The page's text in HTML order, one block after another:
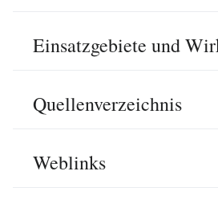
Einsatzgebiete und
Quellenverzeichnis
Weblinks